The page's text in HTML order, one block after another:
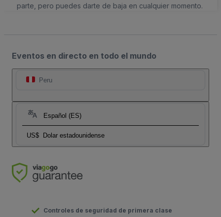
parte, pero puedes darte de baja en cualquier momento.
Eventos en directo en todo el mundo
Peru
Español (ES)
US$ Dolar estadounidense
Controles de seguridad de primera clase